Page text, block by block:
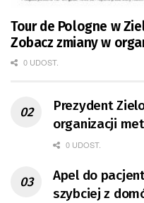
Tour de Pologne w
Zobacz zmiany w
0 UDOST.
Prezydent
organizacji
0 UDOST.
Apel do
szybciej z